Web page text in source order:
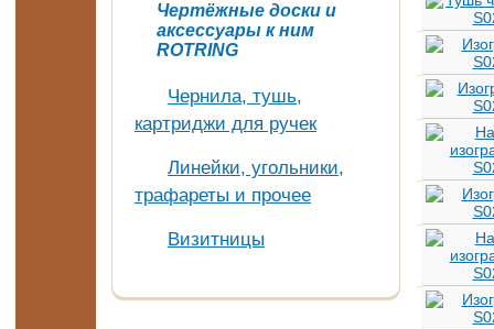
Чертёжные доски и
аксессуары к ним
ROTRING
Чернила, тушь,
картриджи для ручек
Линейки, угольники,
трафареты и прочее
Визитницы